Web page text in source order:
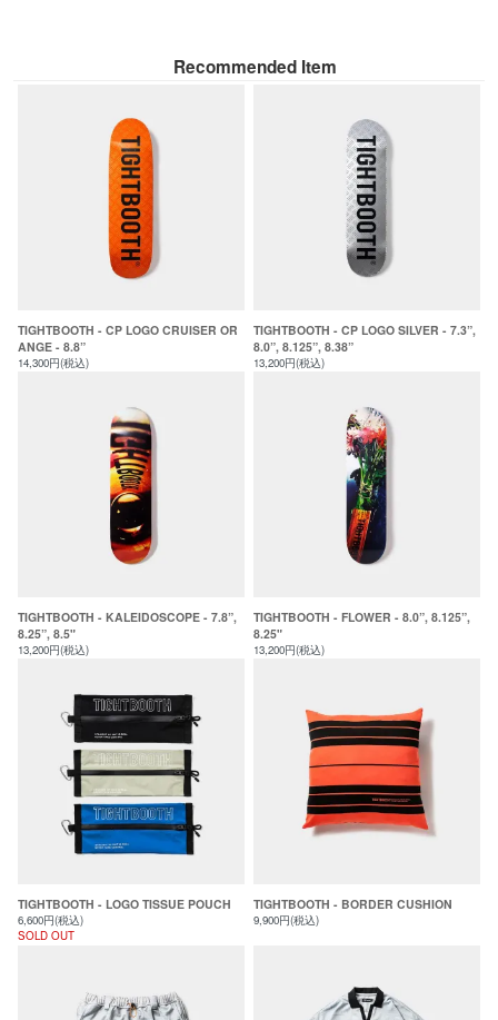
Recommended Item
TIGHTBOOTH - CP LOGO CRUISER OR
ANGE - 8.8”
14,300円(税込)
TIGHTBOOTH - CP LOGO SILVER - 7.3”,
8.0”, 8.125”, 8.38”
13,200円(税込)
TIGHTBOOTH - KALEIDOSCOPE - 7.8”,
8.25”, 8.5"
13,200円(税込)
TIGHTBOOTH - FLOWER - 8.0”, 8.125”,
8.25"
13,200円(税込)
TIGHTBOOTH - LOGO TISSUE POUCH
6,600円(税込)
SOLD OUT
TIGHTBOOTH - BORDER CUSHION
9,900円(税込)